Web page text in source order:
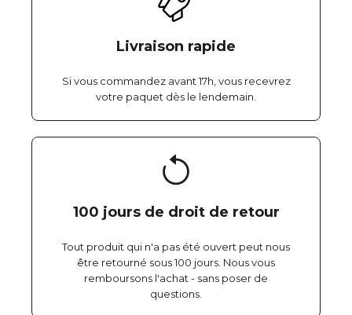
Livraison rapide
Si vous commandez avant 17h, vous recevrez
votre paquet dès le lendemain.
100 jours de droit de retour
Tout produit qui n'a pas été ouvert peut nous
être retourné sous 100 jours. Nous vous
remboursons l'achat - sans poser de
questions.